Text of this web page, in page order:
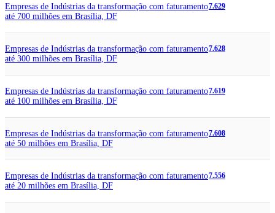
Empresas de Indústrias da transformação com faturamento
até 700 milhões em Brasília, DF
7.629
Empresas de Indústrias da transformação com faturamento
até 300 milhões em Brasília, DF
7.628
Empresas de Indústrias da transformação com faturamento
até 100 milhões em Brasília, DF
7.619
Empresas de Indústrias da transformação com faturamento
até 50 milhões em Brasília, DF
7.608
Empresas de Indústrias da transformação com faturamento
até 20 milhões em Brasília, DF
7.556